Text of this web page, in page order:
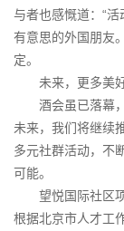
与者也感慨道：“
有意思的外国朋友
定。
未来，更多美
酒会虽已落幕
未来，我们将继续
多元社群活动，不
可能。
望悦国际社区
根据北京市人才工